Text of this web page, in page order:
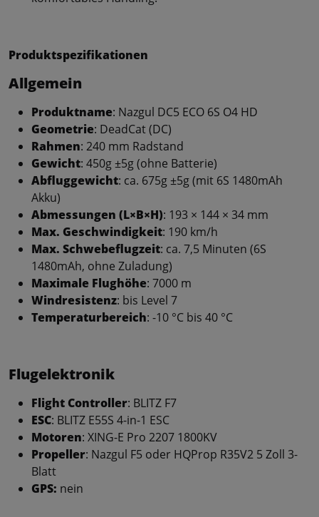
Produktspezifikationen
Allgemein
Produktname: Nazgul DC5 ECO 6S O4 HD
Geometrie: DeadCat (DC)
Rahmen: 240 mm Radstand
Gewicht: 450g ±5g (ohne Batterie)
Abfluggewicht: ca. 675g ±5g (mit 6S 1480mAh
Akku)
Abmessungen (L×B×H): 193 × 144 × 34 mm
Max. Geschwindigkeit: 190 km/h
Max. Schwebeflugzeit: ca. 7,5 Minuten (6S
1480mAh, ohne Zuladung)
Maximale Flughöhe: 7000 m
Windresistenz: bis Level 7
Temperaturbereich: -10 °C bis 40 °C
Flugelektronik
Flight Controller: BLITZ F7
ESC: BLITZ E55S 4-in-1 ESC
Motoren: XING-E Pro 2207 1800KV
Propeller: Nazgul F5 oder HQProp R35V2 5 Zoll 3-
Blatt
GPS: nein